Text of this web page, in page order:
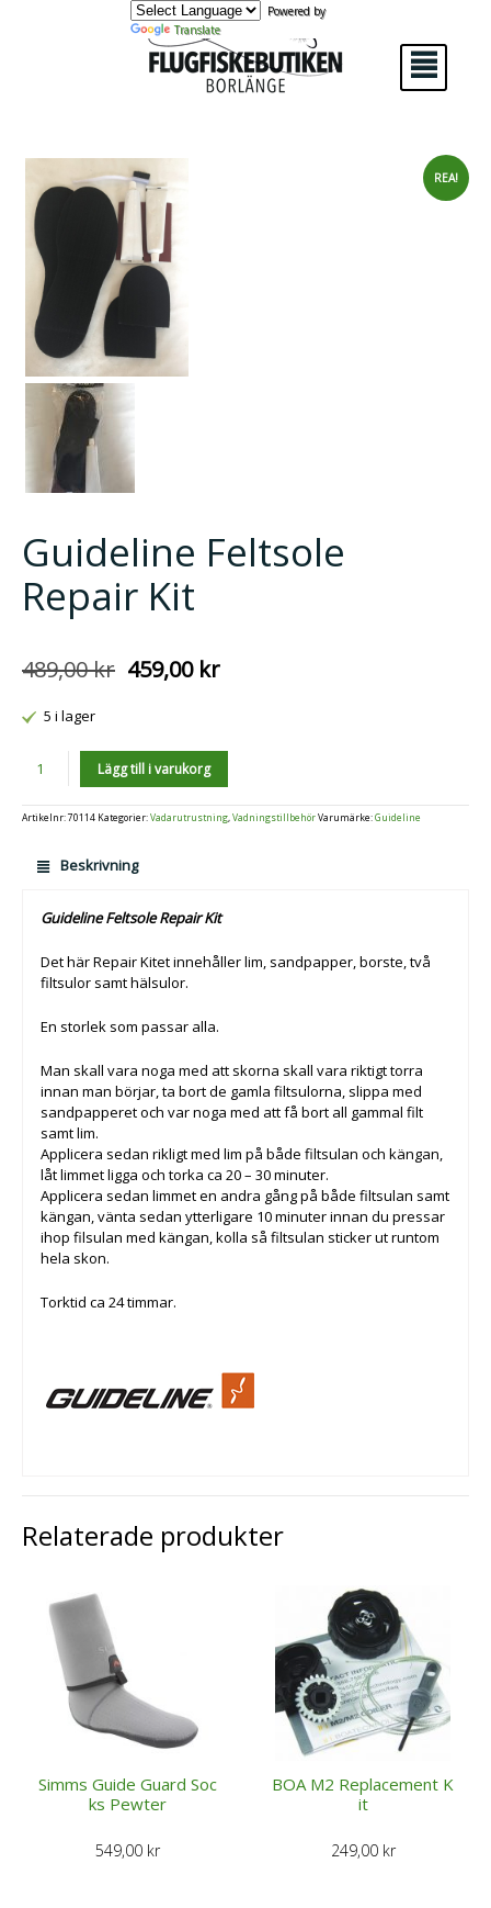
Powered by
Translate
²
REA!
Guideline Feltsole
Repair Kit
489,00kr
Det
489,00 kr.
459,00 krDet
459,00 kr.
5 i lager
Antal Lägg till i varukorg
Artikelnr:70114 Kategorier:Vadarutrustning,VadningstillbehörVarumärke:Guideline
Beskrivning
Guideline Feltsole Repair Kit
Det här Repair Kitet innehåller lim, sandpapper, borste, två
filtsulor samt hälsulor.
En storlek som passar alla.
Man skall vara noga med att skorna skall vara riktigt torra
innan man börjar, ta bort de gamla filtsulorna, slippa med
sandpapperet och var noga med att få bort all gammal filt
samt lim.
Applicera sedan rikligt med lim på både filtsulan och kängan,
låt limmet ligga och torka ca 20 – 30 minuter.
Applicera sedan limmet en andra gång på både filtsulan samt
kängan, vänta sedan ytterligare 10 minuter innan du pressar
ihop filsulan med kängan, kolla så filtsulan sticker ut runtom
hela skon.
Torktid ca 24 timmar.
Relaterade produkter
Simms Guide Guard Soc
ks Pewter
549,00 kr
BOA M2 Replacement K
it
249,00 kr